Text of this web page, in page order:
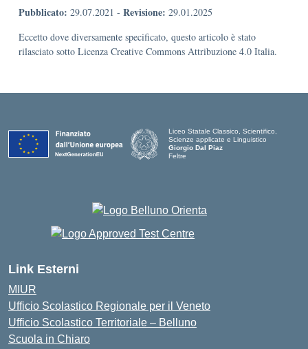
Pubblicato: 29.07.2021 - Revisione: 29.01.2025
Eccetto dove diversamente specificato, questo articolo è stato
rilasciato sotto Licenza Creative Commons Attribuzione 4.0 Italia.
Liceo Statale Classico, Scientifico,
Scienze applicate e Linguistico
Giorgio Dal Piaz
Feltre
Link Esterni
MIUR
Ufficio Scolastico Regionale per il Veneto
Ufficio Scolastico Territoriale – Belluno
Scuola in Chiaro